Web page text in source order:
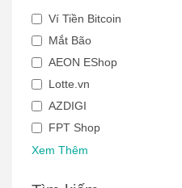
Ví Tiền Bitcoin
Mắt Bão
AEON EShop
Lotte.vn
AZDIGI
FPT Shop
Xem Thêm